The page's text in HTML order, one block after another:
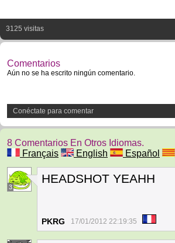
3125 visitas
Comentarios
Aún no se ha escrito ningún comentario.
Conéctate para comentar
8 Comentarios En Otros Idiomas.
Français
English Español
3
HEADSHOT YEAHH
PKRG 17/01/2012 22:19:35